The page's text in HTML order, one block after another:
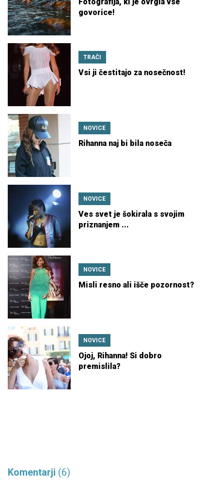
govorice!
TRAČI
Vsi ji čestitajo za nosečnost!
NOVICE
Rihanna naj bi bila noseča
NOVICE
Ves svet je šokirala s svojim
priznanjem ...
NOVICE
Misli resno ali išče pozornost?
NOVICE
Ojoj, Rihanna! Si dobro
premislila?
Komentarji (6)